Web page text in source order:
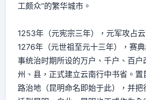
工颇众”的繁华城市。
1253年（元宪宗三年），元军攻占云
1276年（元世祖至元十三年），赛
事统治时期所设的万户、千户、百户
州、县，正式建立云南行中书省。
路治地（昆明命名即始于此），并把